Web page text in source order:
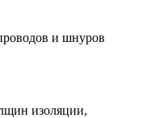
и шнуров
изоляции,